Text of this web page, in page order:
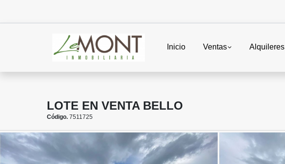
Inicio Ventas Alquileres
LOTE EN VENTA BELLO
Código. 7511725